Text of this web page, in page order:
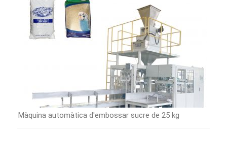
Màquina automàtica d'embossar sucre de 25 kg